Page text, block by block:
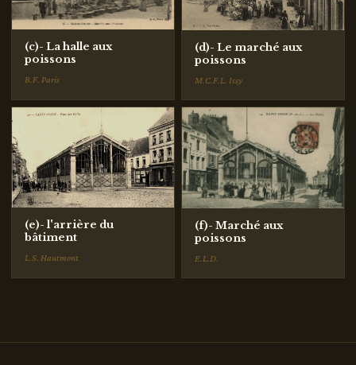
(c)- La halle aux
poissons
B.F. Paris
(d)- Le marché aux
poissons
M.C.F.L. Issy
(e)- l'arrière du
bâtiment
L.S. Hautmont
(f)- Marché aux
poissons
E.L.D.